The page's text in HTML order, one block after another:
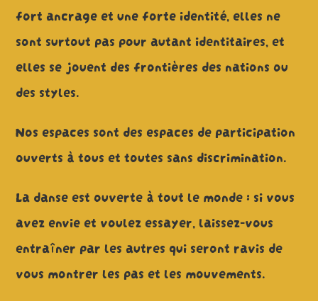
fort ancrage et une forte identité, elles ne
sont surtout pas pour autant identitaires, et
elles se jouent des frontières des nations ou
des styles.
Nos espaces sont des espaces de participation
ouverts à tous et toutes sans discrimination.
La danse est ouverte à tout le monde : si vous
avez envie et voulez essayer, laissez-vous
entraîner par les autres qui seront ravis de
vous montrer les pas et les mouvements.